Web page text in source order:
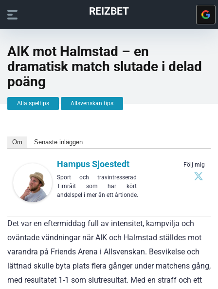
REIZBET
AIK mot Halmstad – en
dramatisk match slutade i delad
poäng
Alla speltips Allsvenskan tips
Om Senaste inläggen
Följ mig
Hampus Sjoestedt
Sport och travintresserad
Timråit som har kört
andelspel i mer än ett årtionde.
Det var en eftermiddag full av intensitet, kampvilja och
oväntade vändningar när AIK och Halmstad ställdes mot
varandra på Friends Arena i Allsvenskan. Besvikelse och
lättnad skulle byta plats flera gånger under matchens gång,
med resultatet 1-1 som slutresultat. Med en straff och ett